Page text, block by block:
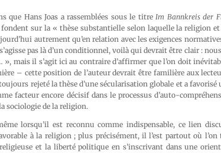
que Hans Joas a rassemblées sous le titreIm Bannkreis der
fondent sur la « thèse substantielle selon laquelle la religion
autrement qu’en relation avec les exigences
s’agisse pas là d’un conditionnel, voilà qui devrait être clair :
mais il s’agit ici au contraire d’affirmer que l’on doit
– cette position de l’auteur devrait être familière aux
rejeté la thèse d’une sécularisation globale et a favorisé
facteur encore décisif dans le processus d’auto-
sociologie de la religion.
lorsqu’il est reconnu comme indispensable, ce lien
à la religion ; plus précisément, il l’est partout où
et la liberté politique en s’inscrivant dans une